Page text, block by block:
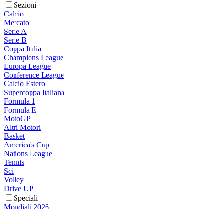
Sezioni
Calcio
Mercato
Serie A
Serie B
Coppa Italia
Champions League
Europa League
Conference League
Calcio Estero
Supercoppa Italiana
Formula 1
Formula E
MotoGP
Altri Motori
Basket
America's Cup
Nations League
Tennis
Sci
Volley
Drive UP
Speciali
Mondiali 2026